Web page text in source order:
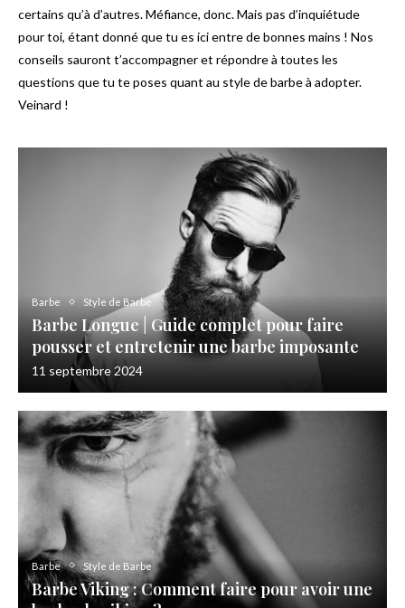
certains qu’à d’autres. Méfiance, donc. Mais pas d’inquiétude
pour toi, étant donné que tu es ici entre de bonnes mains ! Nos
conseils sauront t’accompagner et répondre à toutes les
questions que tu te poses quant au style de barbe à adopter.
Veinard !
Barbe Style de Barbe
Barbe Longue | Guide complet pour faire
pousser et entretenir une barbe imposante
11 septembre 2024
Barbe Style de Barbe
Barbe Viking : Comment faire pour avoir une